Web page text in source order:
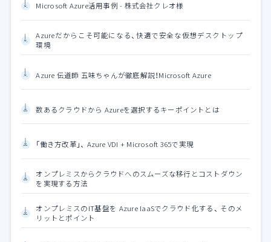
Microsoft Azure活用事例 - 株式会社クレオ様
Azureだからこそ可能になる、快適で安全な仮想デスクトップ
環境
Azure 伝道師 五味ちゃんが徹底解説！Microsoft Azure
数あるクラウドから Azureを選択するキーポイントとは
「働き方改革」、 Azure VDI + Microsoft 365で実現
オンプレミスからクラウドへのスムーズな移行とコストダウン
を実現する方法
オンプレミスのIT基盤を Azure IaaSでクラウド化する、 そのメ
リットとポイント